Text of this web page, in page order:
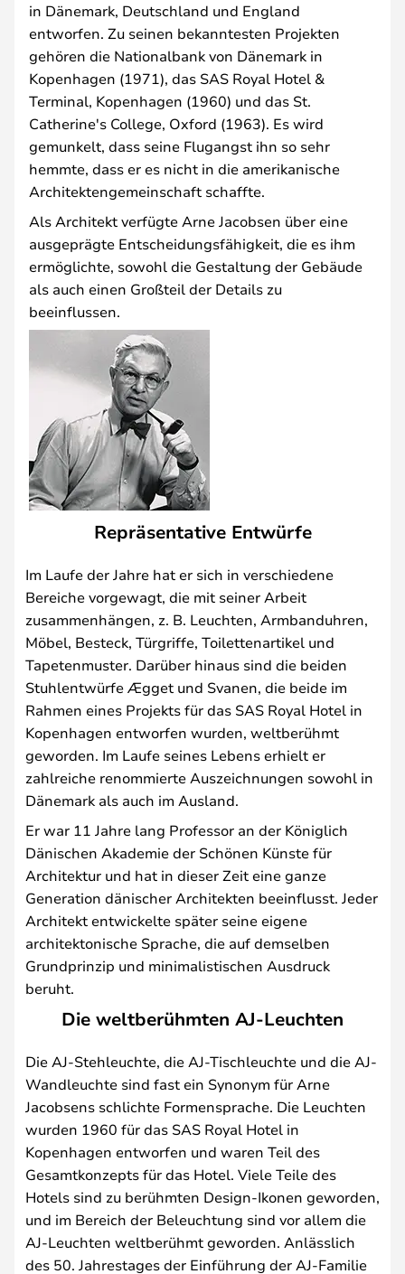
in Dänemark, Deutschland und England
entworfen. Zu seinen bekanntesten Projekten
gehören die Nationalbank von Dänemark in
Kopenhagen (1971), das SAS Royal Hotel &
Terminal, Kopenhagen (1960) und das St.
Catherine's College, Oxford (1963). Es wird
gemunkelt, dass seine Flugangst ihn so sehr
hemmte, dass er es nicht in die amerikanische
Architektengemeinschaft schaffte.
Als Architekt verfügte Arne Jacobsen über eine
ausgeprägte Entscheidungsfähigkeit, die es ihm
ermöglichte, sowohl die Gestaltung der Gebäude
als auch einen Großteil der Details zu
beeinflussen.
Repräsentative Entwürfe
Im Laufe der Jahre hat er sich in verschiedene
Bereiche vorgewagt, die mit seiner Arbeit
zusammenhängen, z. B. Leuchten, Armbanduhren,
Möbel, Besteck, Türgriffe, Toilettenartikel und
Tapetenmuster. Darüber hinaus sind die beiden
Stuhlentwürfe Ægget und Svanen, die beide im
Rahmen eines Projekts für das SAS Royal Hotel in
Kopenhagen entworfen wurden, weltberühmt
geworden. Im Laufe seines Lebens erhielt er
zahlreiche renommierte Auszeichnungen sowohl in
Dänemark als auch im Ausland.
Er war 11 Jahre lang Professor an der Königlich
Dänischen Akademie der Schönen Künste für
Architektur und hat in dieser Zeit eine ganze
Generation dänischer Architekten beeinflusst. Jeder
Architekt entwickelte später seine eigene
architektonische Sprache, die auf demselben
Grundprinzip und minimalistischen Ausdruck
beruht.
Die weltberühmten AJ-Leuchten
Die AJ-Stehleuchte, die AJ-Tischleuchte und die AJ-
Wandleuchte sind fast ein Synonym für Arne
Jacobsens schlichte Formensprache. Die Leuchten
wurden 1960 für das SAS Royal Hotel in
Kopenhagen entworfen und waren Teil des
Gesamtkonzepts für das Hotel. Viele Teile des
Hotels sind zu berühmten Design-Ikonen geworden,
und im Bereich der Beleuchtung sind vor allem die
AJ-Leuchten weltberühmt geworden. Anlässlich
des 50. Jahrestages der Einführung der AJ-Familie